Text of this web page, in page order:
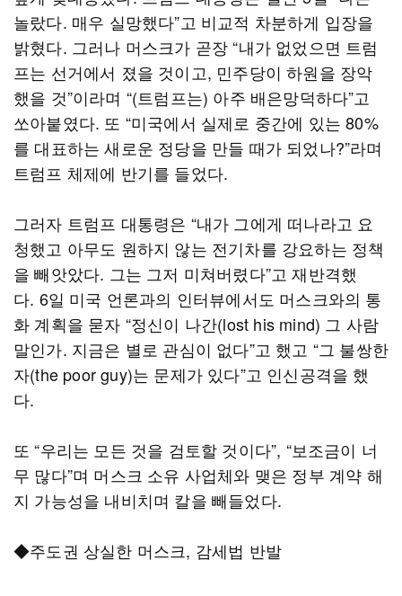
놀랐다. 매우 실망했다”고 비교적 차분하게 입장을
밝혔다. 그러나 머스크가 곧장 “내가 없었으면 트럼
프는 선거에서 졌을 것이고, 민주당이 하원을 장악
했을 것”이라며 “(트럼프는) 아주 배은망덕하다”고
쏘아붙였다. 또 “미국에서 실제로 중간에 있는 80%
를 대표하는 새로운 정당을 만들 때가 되었나?”라며
트럼프 체제에 반기를 들었다.
그러자 트럼프 대통령은 “내가 그에게 떠나라고 요
청했고 아무도 원하지 않는 전기차를 강요하는 정책
을 빼앗았다. 그는 그저 미쳐버렸다”고 재반격했
다. 6일 미국 언론과의 인터뷰에서도 머스크와의 통
화 계획을 묻자 “정신이 나간(lost his mind) 그 사람
말인가. 지금은 별로 관심이 없다”고 했고 “그 불쌍한
자(the poor guy)는 문제가 있다”고 인신공격을 했
다.
또 “우리는 모든 것을 검토할 것이다”, “보조금이 너
무 많다”며 머스크 소유 사업체와 맺은 정부 계약 해
지 가능성을 내비치며 칼을 빼들었다.
◆주도권 상실한 머스크, 감세법 반발